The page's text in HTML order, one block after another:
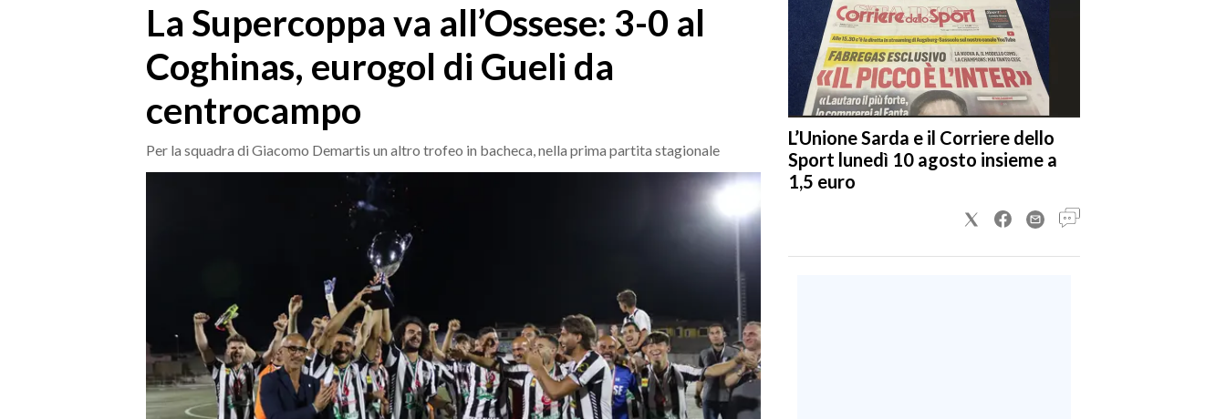
PROVINCIA DI CAGLIARILa Supercoppa va all’Ossese: 3-0 al
Coghinas, eurogol di Gueli da
centrocampo
Per la squadra di Giacomo Demartis un altro trofeo in bacheca, nella prima partita stagionale
L’Unione Sarda e il Corriere dello
Sport lunedì 10 agosto insieme a
1,5 euro